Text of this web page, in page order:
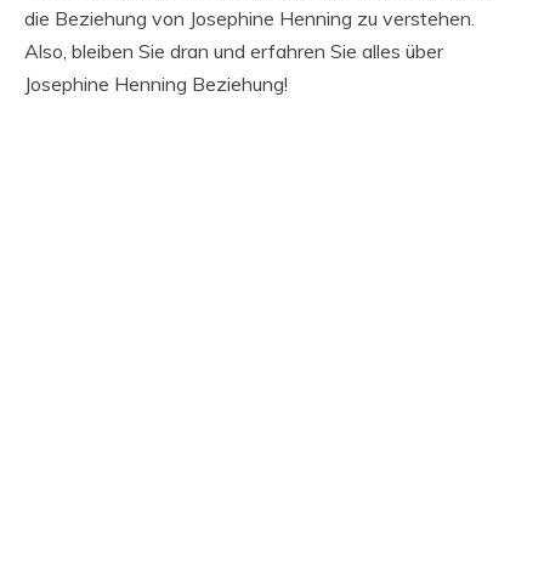
die Beziehung von Josephine Henning zu verstehen.
Also, bleiben Sie dran und erfahren Sie alles über
Josephine Henning Beziehung!